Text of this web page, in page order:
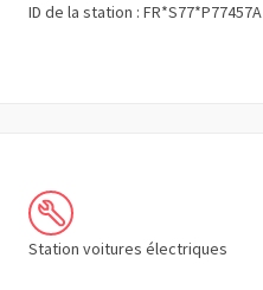
ID de la station : FR*S77*P77457A
Station voitures électriques